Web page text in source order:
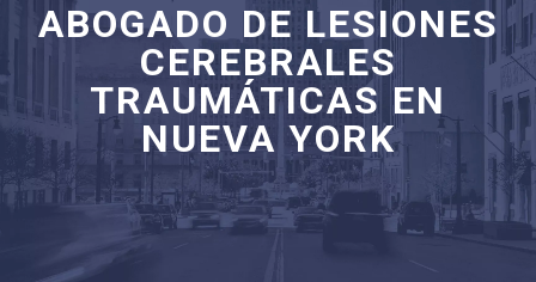
ABOGADO DE LESIONES
CEREBRALES
TRAUMÁTICAS EN
NUEVA YORK